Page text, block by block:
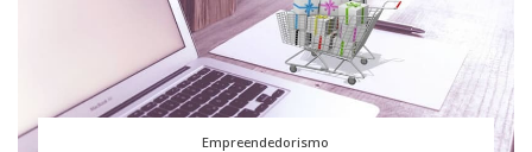
Empreendedorismo